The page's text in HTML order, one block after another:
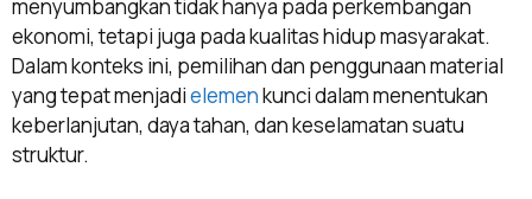
menyumbangkan tidak hanya pada perkembangan
ekonomi, tetapi juga pada kualitas hidup masyarakat.
Dalam konteks ini, pemilihan dan penggunaan material
yang tepat menjadielemenkunci dalam menentukan
keberlanjutan, daya tahan, dan keselamatan suatu
struktur.